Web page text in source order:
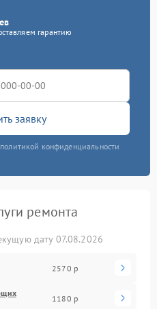
гарантию
заявку
конфиденциальности
ремонта
дату 07.08.2026
2570 р
1180 р